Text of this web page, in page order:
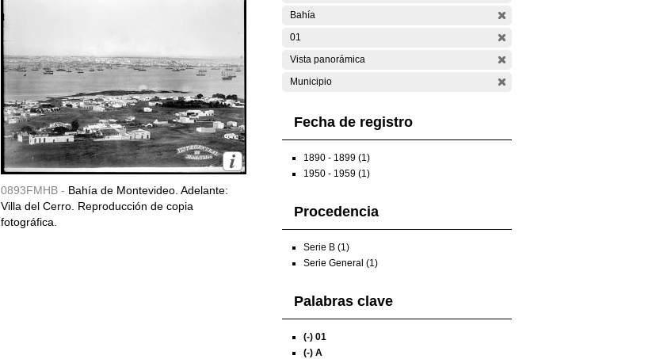
0893FMHB - Bahía de Montevideo. Adelante:
Villa del Cerro. Reproducción de copia
fotográfica.
Bahía
01
Vista panorámica
Municipio
Fecha de registro
1890 - 1899 (1)
1950 - 1959 (1)
Procedencia
Serie B (1)
Serie General (1)
Palabras clave
(-) 01
(-) A